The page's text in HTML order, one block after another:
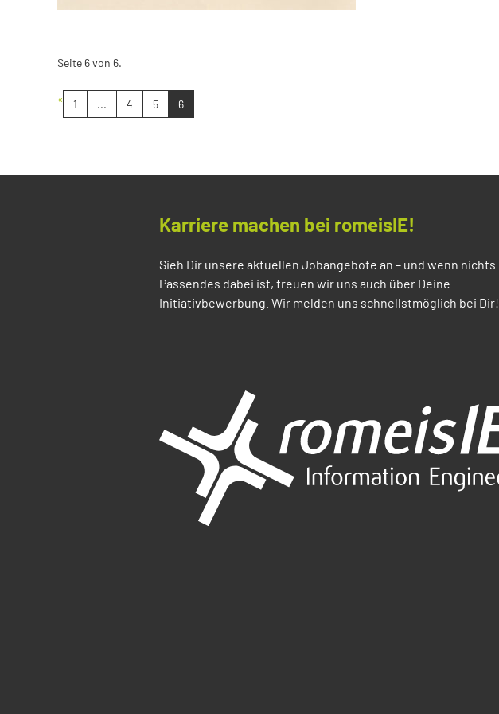
Seite 6 von 6.
« 1 ... 4 5 6
Karriere machen bei romeisIE!
Sieh Dir unsere aktuellen Jobangebote an – und wenn nichts
Passendes dabei ist, freuen wir uns auch über Deine
Initiativbewerbung. Wir melden uns schnellstmöglich bei Dir!